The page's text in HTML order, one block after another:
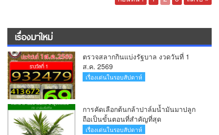
เรื่องมาใหม่
ตรวจสลากกินแบ่งรัฐบาล งวดวันที่ 1
ส.ค. 2569
เรื่องเด่นในรอบสัปดาห์
การคัดเลือกต้นกล้าปาล์มน้ำมันมาปลูก
ถือเป็นขั้นตอนที่สำคัญที่สุด
เรื่องเด่นในรอบสัปดาห์